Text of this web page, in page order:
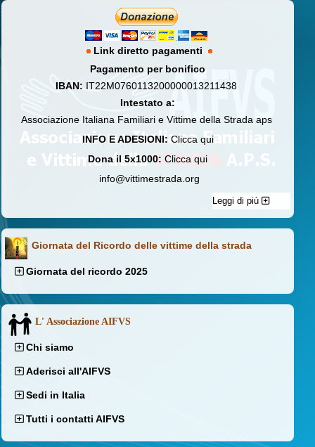
Link diretto pagamenti
Pagamento per bonifico
IBAN: IT22M0760113200000013211438
Intestato a:
Associazione Italiana Familiari e Vittime della Strada aps
INFO E ADESIONI: Clicca qui
Dona il 5x1000:Clicca qui
info@vittimestrada.org
Leggi di più
Giornata del Ricordo delle vittime della strada
Giornata del ricordo 2025
L' Associazione AIFVS
Chi siamo
Aderisci all'AIFVS
Sedi in Italia
Tutti i contatti AIFVS